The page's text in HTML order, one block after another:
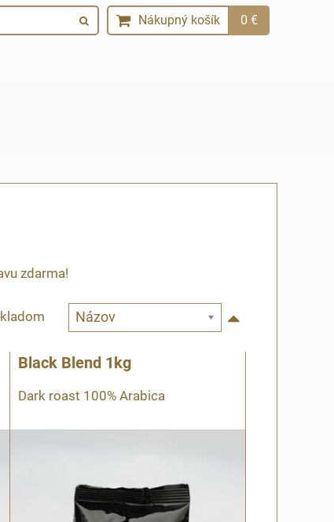
Nákupný košík 0 €
zdarma!
Názov
Black Blend 1kg
Dark roast 100% Arabica